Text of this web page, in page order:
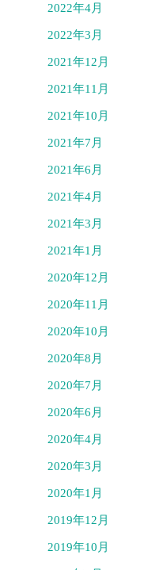
2022年4月
2022年3月
2021年12月
2021年11月
2021年10月
2021年7月
2021年6月
2021年4月
2021年3月
2021年1月
2020年12月
2020年11月
2020年10月
2020年8月
2020年7月
2020年6月
2020年4月
2020年3月
2020年1月
2019年12月
2019年10月